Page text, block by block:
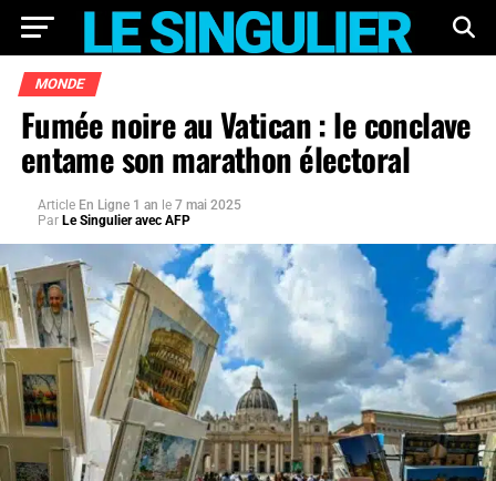
MONDE
Fumée noire au Vatican : le conclave
entame son marathon électoral
Article En Ligne 1 an le 7 mai 2025
Par Le Singulier avec AFP